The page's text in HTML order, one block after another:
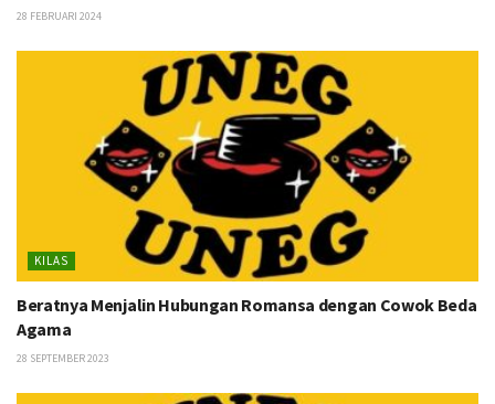
28 FEBRUARI 2024
KILAS
Beratnya Menjalin Hubungan Romansa dengan Cowok Beda
Agama
28 SEPTEMBER 2023